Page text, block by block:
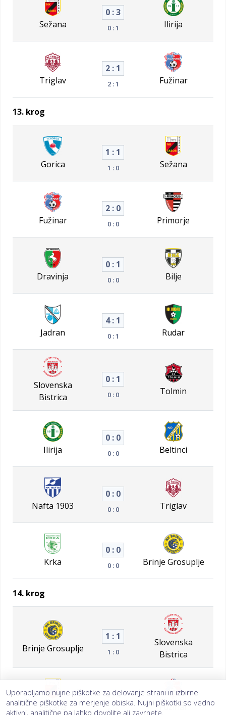
Sežana
0 : 3
0 : 1 Ilirija
Triglav
2 : 1
2 : 1 Fužinar
13. krog
Gorica
1 : 1
1 : 0 Sežana
Fužinar
2 : 0
0 : 0 Primorje
Dravinja
0 : 1
0 : 0 Bilje
Jadran
4 : 1
0 : 1 Rudar
Slovenska
Bistrica
0 : 1
0 : 0 Tolmin
Ilirija
0 : 0
0 : 0 Beltinci
Nafta 1903
0 : 0
0 : 0 Triglav
Krka
0 : 0
0 : 0 Brinje Grosuplje
14. krog
Brinje Grosuplje
1 : 1
1 : 0
Slovenska
Bistrica
Sežana
4 : 4
0 : 3 Fužinar
Uporabljamo nujne piškotke za delovanje strani in izbirne
analitične piškotke za merjenje obiska. Nujni piškotki so vedno
aktivni, analitične pa lahko dovolite ali zavrnete.